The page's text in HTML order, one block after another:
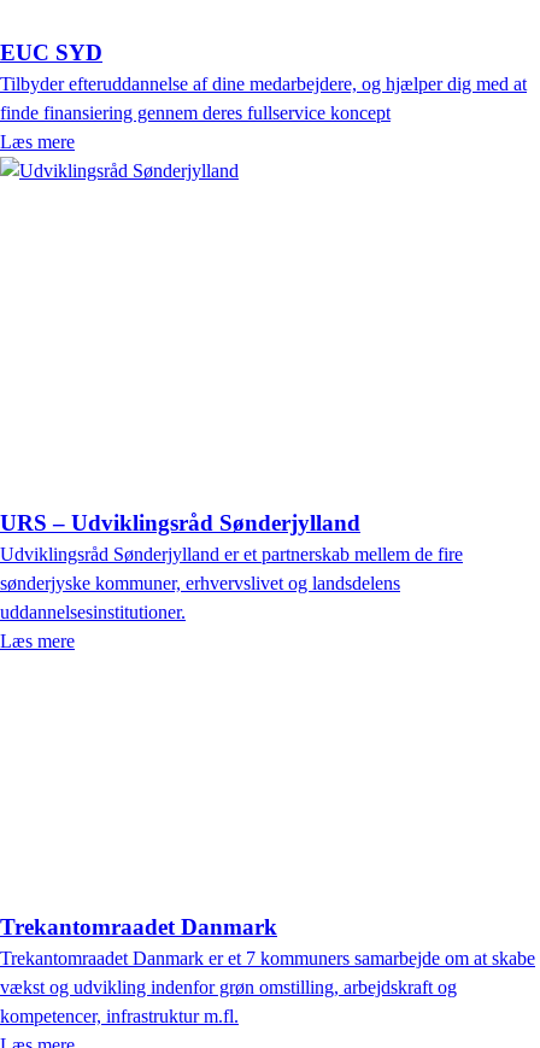
EUC SYD
Tilbyder efteruddannelse af dine medarbejdere, og hjælper dig med at
finde finansiering gennem deres fullservice koncept
Læs mere
URS – Udviklingsråd Sønderjylland
Udviklingsråd Sønderjylland er et partnerskab mellem de fire
sønderjyske kommuner, erhvervslivet og landsdelens
uddannelsesinstitutioner.
Læs mere
Trekantomraadet Danmark
Trekantomraadet Danmark er et 7 kommuners samarbejde om at skabe
vækst og udvikling indenfor grøn omstilling, arbejdskraft og
kompetencer, infrastruktur m.fl.